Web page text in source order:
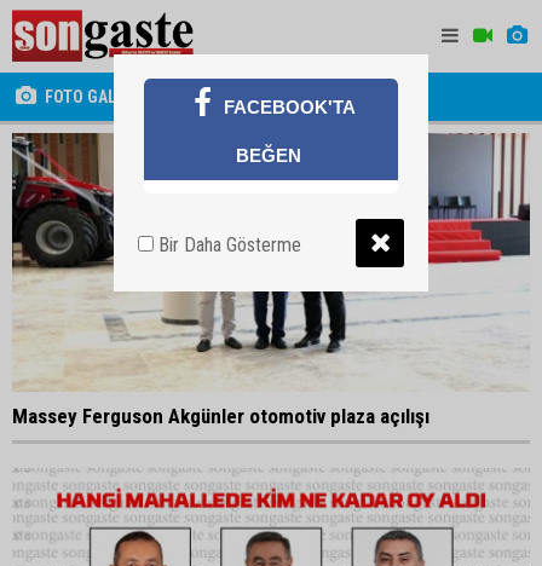
FOTO GALERİ
Massey Ferguson Akgünler otomotiv plaza açılışı
FACEBOOK'TA
BEĞEN
Bir Daha Gösterme